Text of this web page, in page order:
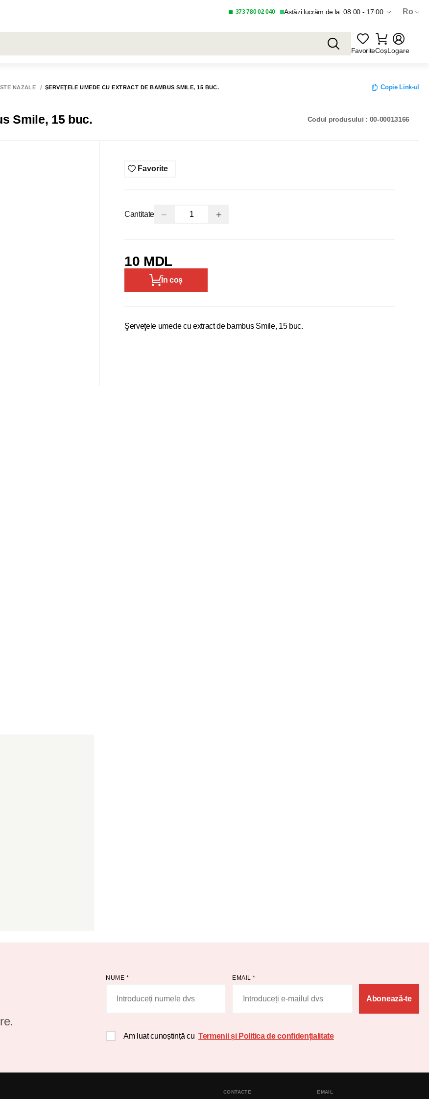
373 780 02 040 Astăzi lucrăm de la: 08:00 - 17:00 Ro
FavoriteCoșLogare
NAZALE ŞERVEŢELE UMEDE CU EXTRACT DE BAMBUS SMILE, 15 BUC. Copie Link-ul
Smile, 15 buc. Codul produsului : 00-00013166
Favorite
Cantitate − +
10 MDL
În coș
Şerveţele umede cu extract de bambus Smile, 15 buc.
NUME * EMAIL*
Abonează-te
Am luat cunoștință cu Termenii și Politica de confidențialitate
CONTACTE EMAIL